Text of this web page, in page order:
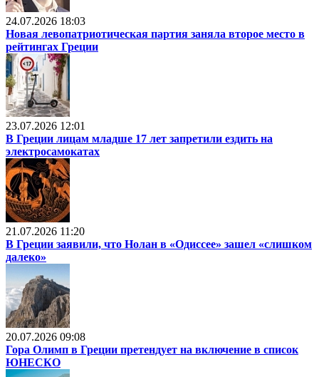
24.07.2026 18:03
Новая левопатриотическая партия заняла второе место в
рейтингах Греции
23.07.2026 12:01
В Греции лицам младше 17 лет запретили ездить на
электросамокатах
21.07.2026 11:20
В Греции заявили, что Нолан в «Одиссее» зашел «слишком
далеко»
20.07.2026 09:08
Гора Олимп в Греции претендует на включение в список
ЮНЕСКО